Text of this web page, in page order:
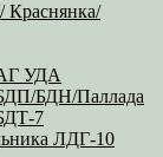
Краснянка/
АГ УДА
БДН/Паллада
7
ЛДГ-10